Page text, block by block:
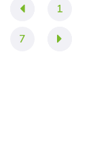
« 1
7
»